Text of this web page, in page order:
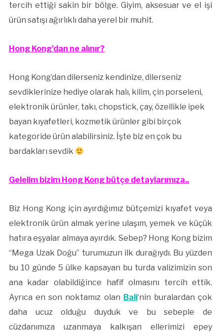
tercih ettiği sakin bir bölge. Giyim, aksesuar ve el işi
ürün satışı ağırlıklı daha yerel bir muhit.
Hong Kong’dan ne alınır?
Hong Kong’dan dilerseniz kendinize, dilerseniz
sevdiklerinize hediye olarak halı, kilim, çin porseleni,
elektronik ürünler, takı, chopstick, çay, özellikle ipek
bayan kıyafetleri, kozmetik ürünler gibi birçok
kategoride ürün alabilirsiniz. İşte biz en çok bu
bardakları sevdik
Gelelim bizim Hong Kong bütçe detaylarımıza..
Biz Hong Kong için ayırdığımız bütçemizi kıyafet veya
elektronik ürün almak yerine ulaşım, yemek ve küçük
hatıra eşyalar almaya ayırdık. Sebep? Hong Kong bizim
“Mega Uzak Doğu” turumuzun ilk durağıydı. Bu yüzden
bu 10 günde 5 ülke kapsayan bu turda valizimizin son
ana kadar olabildiğince hafif olmasını tercih ettik.
Ayrıca en son noktamız olan Bali‘nin buralardan çok
daha ucuz olduğu duyduk ve bu sebeple de
cüzdanımıza uzanmaya kalkışan ellerimizi epey